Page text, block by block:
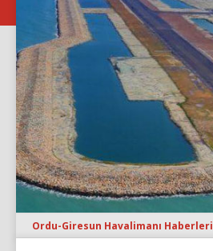
Ordu-Giresun Havalimanı Haberleri